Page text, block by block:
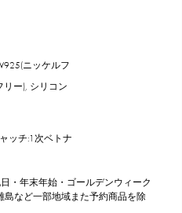
ニッケルフ
リー), シリコン
ッチ:1次ベトナ
・年末年始・ゴールデンウィーク
など一部地域また予約商品を除